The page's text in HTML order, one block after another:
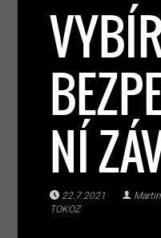
NÍ
22.7.2021
TOKOZ